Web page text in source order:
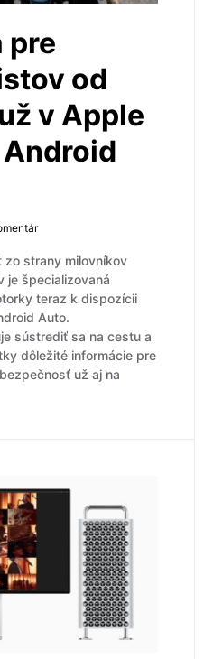
pre
od
v Apple
zo strany milovníkov
je špecializovaná
teraz k dispozícii
Auto.
sústrediť sa na cestu a
dôležité informácie pre
už aj na